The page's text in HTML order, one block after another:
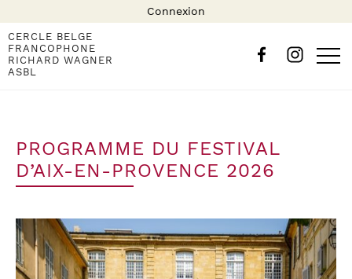
Connexion
CERCLE BELGE
FRANCOPHONE
RICHARD WAGNER
ASBL
PROGRAMME DU FESTIVAL
D’AIX-EN-PROVENCE 2026